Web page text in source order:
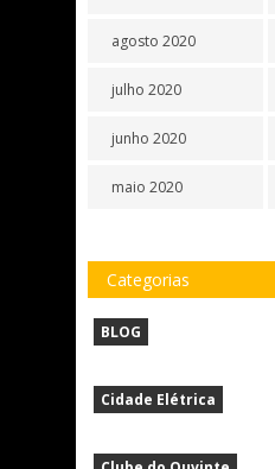
agosto 2020
julho 2020
junho 2020
maio 2020
Categorias
BLOG
Cidade Elétrica